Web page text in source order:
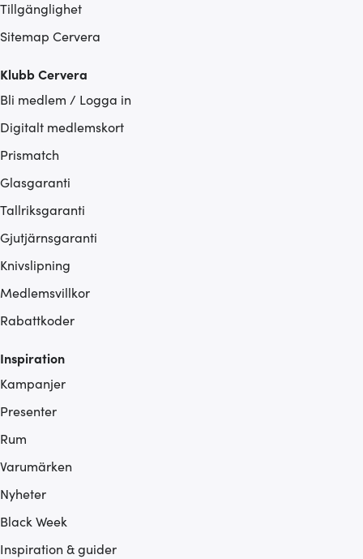
Tillgänglighet
Sitemap Cervera
Klubb Cervera
Bli medlem / Logga in
Digitalt medlemskort
Prismatch
Glasgaranti
Tallriksgaranti
Gjutjärnsgaranti
Knivslipning
Medlemsvillkor
Rabattkoder
Inspiration
Kampanjer
Presenter
Rum
Varumärken
Nyheter
Black Week
Inspiration & guider